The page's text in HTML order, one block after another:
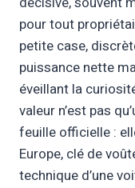
pour tout
petite case,
puissance nette
éveillant la
valeur n’est pas
feuille officielle :
Europe, clé de
technique d’une